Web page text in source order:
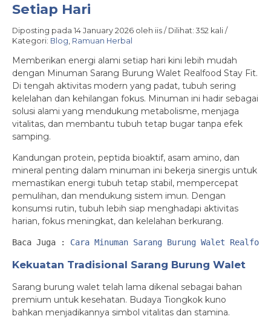
Setiap Hari
Diposting pada 14 January 2026 oleh iis / Dilihat: 352 kali /
Kategori: Blog, Ramuan Herbal
Memberikan energi alami setiap hari kini lebih mudah
dengan Minuman Sarang Burung Walet Realfood Stay Fit.
Di tengah aktivitas modern yang padat, tubuh sering
kelelahan dan kehilangan fokus. Minuman ini hadir sebagai
solusi alami yang mendukung metabolisme, menjaga
vitalitas, dan membantu tubuh tetap bugar tanpa efek
samping.
Kandungan protein, peptida bioaktif, asam amino, dan
mineral penting dalam minuman ini bekerja sinergis untuk
memastikan energi tubuh tetap stabil, mempercepat
pemulihan, dan mendukung sistem imun. Dengan
konsumsi rutin, tubuh lebih siap menghadapi aktivitas
harian, fokus meningkat, dan kelelahan berkurang.
Baca Juga : Cara Minuman Sarang Burung Walet
Kekuatan Tradisional Sarang Burung Walet
Sarang burung walet telah lama dikenal sebagai bahan
premium untuk kesehatan. Budaya Tiongkok kuno
bahkan menjadikannya simbol vitalitas dan stamina.